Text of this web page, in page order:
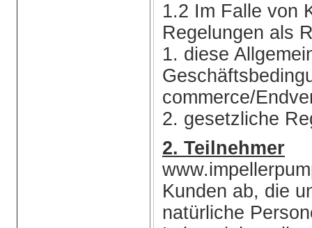
1.2 Im Falle von
Regelungen als
1. diese
commerce/
2. gesetzliche
2. Teilnehmer
Kunden ab, die
natürliche